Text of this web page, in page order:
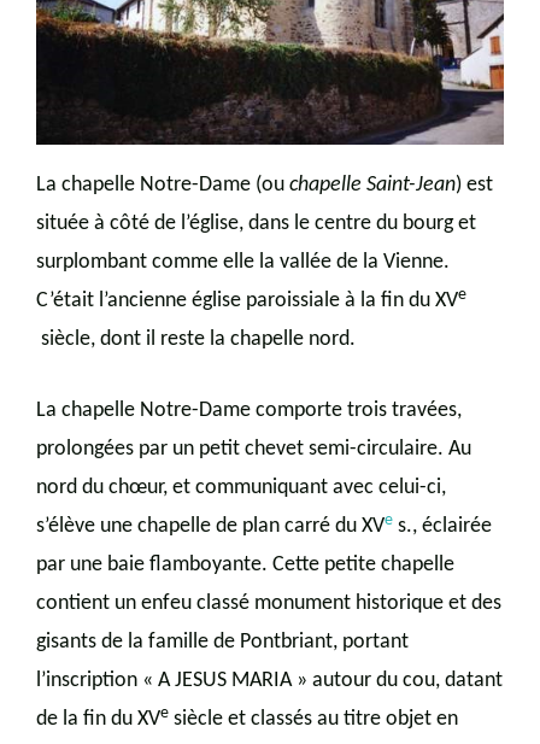
La chapelle Notre-Dame (ou chapelle Saint-Jean) est
située à côté de l’église, dans le centre du bourg et
surplombant comme elle la vallée de la Vienne.
C’était l’ancienne église paroissiale à la fin du XVe
siècle, dont il reste la chapelle nord.
La chapelle Notre-Dame comporte trois travées,
prolongées par un petit chevet semi-circulaire. Au
nord du chœur, et communiquant avec celui-ci,
s’élève une chapelle de plan carré du XVe s., éclairée
par une baie flamboyante. Cette petite chapelle
contient un enfeu classé monument historique et des
gisants de la famille de Pontbriant, portant
l’inscription « A JESUS MARIA » autour du cou, datant
de la fin du XVe siècle et classés au titre objet en